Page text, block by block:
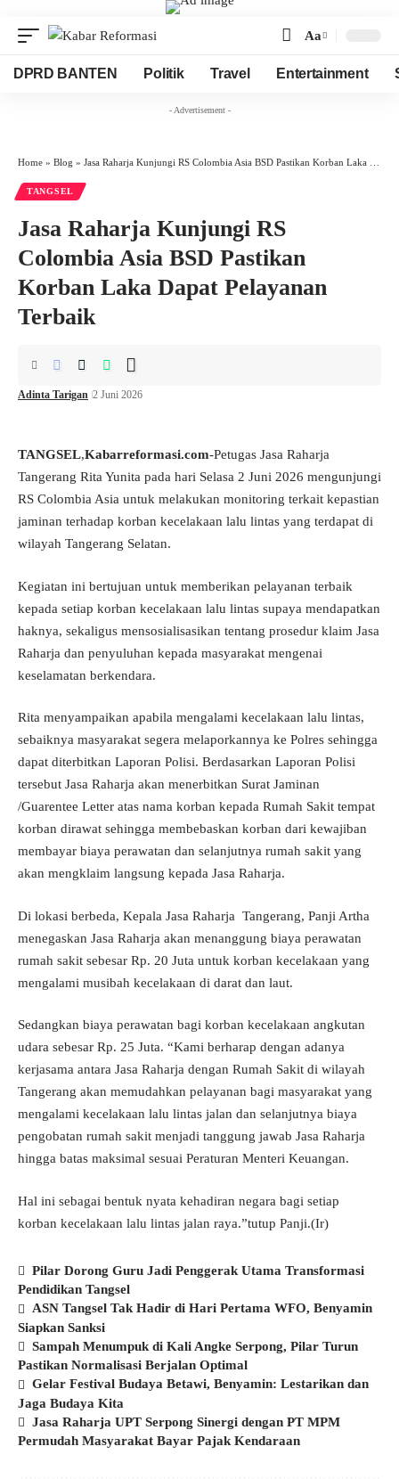
Font
Resizer
Aa
DPRD BANTEN Politik Travel Entertainment
- Advertisement -
Home » Blog » Jasa Raharja Kunjungi RS Colombia Asia BSD Pastikan Korban Laka Dapat Pelayanan Terbaik
TANGSEL
Jasa Raharja Kunjungi RS
Colombia Asia BSD Pastikan
Korban Laka Dapat Pelayanan
Terbaik
Adinta Tarigan 2 Juni 2026
TANGSEL,Kabarreformasi.com-Petugas Jasa Raharja
Tangerang Rita Yunita pada hari Selasa 2 Juni 2026 mengunjungi
RS Colombia Asia untuk melakukan monitoring terkait kepastian
jaminan terhadap korban kecelakaan lalu lintas yang terdapat di
wilayah Tangerang Selatan.
Kegiatan ini bertujuan untuk memberikan pelayanan terbaik
kepada setiap korban kecelakaan lalu lintas supaya mendapatkan
haknya, sekaligus mensosialisasikan tentang prosedur klaim Jasa
Raharja dan penyuluhan kepada masyarakat mengenai
keselamatan berkendara.
Rita menyampaikan apabila mengalami kecelakaan lalu lintas,
sebaiknya masyarakat segera melaporkannya ke Polres sehingga
dapat diterbitkan Laporan Polisi. Berdasarkan Laporan Polisi
tersebut Jasa Raharja akan menerbitkan Surat Jaminan
/Guarentee Letter atas nama korban kepada Rumah Sakit tempat
korban dirawat sehingga membebaskan korban dari kewajiban
membayar biaya perawatan dan selanjutnya rumah sakit yang
akan mengklaim langsung kepada Jasa Raharja.
Di lokasi berbeda, Kepala Jasa Raharja Tangerang, Panji Artha
menegaskan Jasa Raharja akan menanggung biaya perawatan
rumah sakit sebesar Rp. 20 Juta untuk korban kecelakaan yang
mengalami musibah kecelakaan di darat dan laut.
Sedangkan biaya perawatan bagi korban kecelakaan angkutan
udara sebesar Rp. 25 Juta. “Kami berharap dengan adanya
kerjasama antara Jasa Raharja dengan Rumah Sakit di wilayah
Tangerang akan memudahkan pelayanan bagi masyarakat yang
mengalami kecelakaan lalu lintas jalan dan selanjutnya biaya
pengobatan rumah sakit menjadi tanggung jawab Jasa Raharja
hingga batas maksimal sesuai Peraturan Menteri Keuangan.
Hal ini sebagai bentuk nyata kehadiran negara bagi setiap
korban kecelakaan lalu lintas jalan raya.”tutup Panji.(Ir)
Pilar Dorong Guru Jadi Penggerak Utama Transformasi
Pendidikan Tangsel
ASN Tangsel Tak Hadir di Hari Pertama WFO, Benyamin
Siapkan Sanksi
Sampah Menumpuk di Kali Angke Serpong, Pilar Turun
Pastikan Normalisasi Berjalan Optimal
Gelar Festival Budaya Betawi, Benyamin: Lestarikan dan
Jaga Budaya Kita
Jasa Raharja UPT Serpong Sinergi dengan PT MPM
Permudah Masyarakat Bayar Pajak Kendaraan